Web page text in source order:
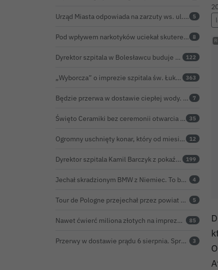
Urząd Miasta odpowiada na zarzuty ws. ul. Sokolej. „Droga spełnia wszystkie normy” 5
Pod wpływem narkotyków uciekał skuterem. Pościg zakończył w polu kukurydzy 8
Dyrektor szpitala w Bolesławcu buduje medyczne imperium. „Gazeta Wyborcza” opisuje jego działalność w całej Polsce 122
„Wyborcza” o imprezie szpitala św. Łukasza: kontrowersyjna gala dla pracowników 363
Będzie przerwa w dostawie ciepłej wody. ZEC Bolesławiec zapowiada prace remontowe 7
Święto Ceramiki bez ceremonii otwarcia na dworcu. Co z obietnicą prezydenta Bolesławca? 35
Ogromny uschnięty konar, który od miesięcy zagrażał ludziom w Bolesławcu, wycięty 12
Dyrektor szpitala Kamil Barczyk z pokaźnym majątkiem 199
Jechał skradzionym BMW z Niemiec. To był dopiero początek problemów 33-latka 4
Tour de Pologne przejechał przez powiat bolesławiecki. Zobacz wideo z Zebrzydowej 5
Nawet ćwierć miliona złotych na imprezę restauratora. BOK nie chce ujawnić kosztów przed Świętem Ceramiki 85
Przerwy w dostawie prądu 6 sierpnia. Sprawdź, czy wyłączenia obejmą Twoją miejscowość 3